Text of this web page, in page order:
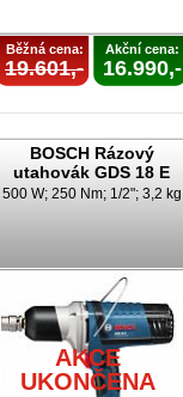
Běžná cena:
19.601,-
Akční cena:
16.990,-
BOSCH Rázový
utahovák GDS 18 E
500 W; 250 Nm; 1/2"; 3,2 kg
AKCE
UKONČENA